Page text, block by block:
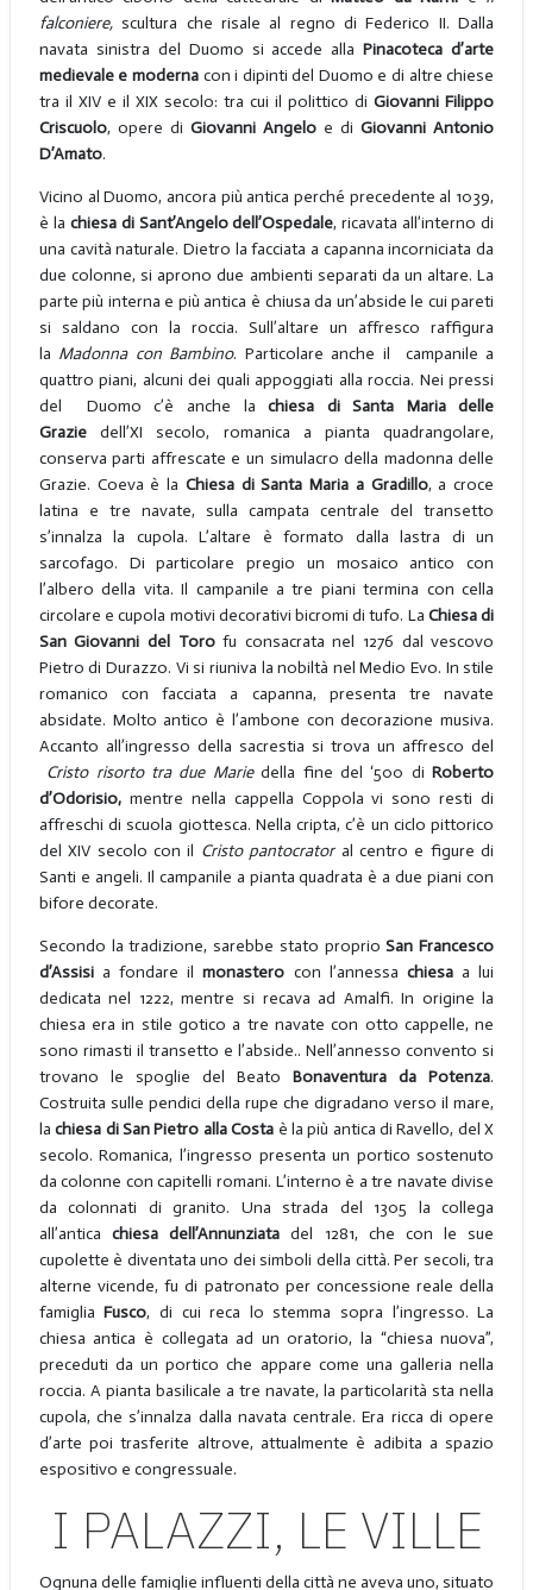
falconiere,scultura che risale al regno di Federico II. Dalla
navata sinistra del Duomo si accede allaPinacoteca d’arte
medievale e moderna con i dipinti del Duomo e di altre chiese
tra il XIV e il XIX secolo: tra cui il polittico diGiovanni Filippo
Criscuolo, opere di Giovanni Angelo e diGiovanni Antonio
D’Amato.
Vicino al Duomo, ancora più antica perché precedente al 1039,
è la chiesa di Sant’Angelo dell’Ospedale, ricavata all’interno di
una cavità naturale. Dietro la facciata a capanna incorniciata da
due colonne, si aprono due ambienti separati da un altare. La
parte più interna e più antica è chiusa da un’abside le cui pareti
si saldano con la roccia. Sull’altare un affresco raffigura
la Madonna con Bambino. Particolare anche il campanile a
quattro piani, alcuni dei quali appoggiati alla roccia. Nei pressi
del Duomo c’è anche lachiesa di Santa Maria delle
Graziedell’XI secolo, romanica a pianta quadrangolare,
conserva parti affrescate e un simulacro della madonna delle
Grazie. Coeva è la Chiesa di Santa Maria a Gradillo, a croce
latina e tre navate, sulla campata centrale del transetto
s’innalza la cupola. L’altare è formato dalla lastra di un
sarcofago. Di particolare pregio un mosaico antico con
l’albero della vita. Il campanile a tre piani termina con cella
circolare e cupola motivi decorativi bicromi di tufo. La Chiesa di
San Giovanni del Torofu consacrata nel 1276 dal vescovo
Pietro di Durazzo. Vi si riuniva la nobiltà nel Medio Evo. In stile
romanico con facciata a capanna, presenta tre navate
absidate. Molto antico è l’ambone con decorazione musiva.
Accanto all’ingresso della sacrestia si trova un affresco del
Cristo risorto tra due Mariedella fine del ‘500 diRoberto
d’Odorisio, mentre nella cappella Coppola vi sono resti di
affreschi di scuola giottesca. Nella cripta, c’è un ciclo pittorico
del XIV secolo con il Cristo pantocratoral centro e figure di
Santi e angeli. Il campanile a pianta quadrata è a due piani con
bifore decorate.
Secondo la tradizione, sarebbe stato proprioSan Francesco
d’Assisia fondare ilmonastero con l’annessa chiesaa lui
dedicata nel 1222, mentre si recava ad Amalfi. In origine la
chiesa era in stile gotico a tre navate con otto cappelle, ne
sono rimasti il transetto e l’abside.. Nell’annesso convento si
trovano le spoglie del BeatoBonaventura da Potenza.
Costruita sulle pendici della rupe che digradano verso il mare,
lachiesa diSan Pietro alla Costa è la più antica di Ravello, del X
secolo. Romanica, l’ingresso presenta un portico sostenuto
da colonne con capitelli romani. L’interno è a tre navate divise
da colonnati di granito. Una strada del 1305 la collega
all’anticachiesa dell’Annunziata del 1281, che con le sue
cupolette è diventata uno dei simboli della città. Per secoli, tra
alterne vicende, fu di patronato per concessione reale della
famigliaFusco, di cui reca lo stemma sopra l’ingresso. La
chiesa antica è collegata ad un oratorio, la “chiesa nuova”,
preceduti da un portico che appare come una galleria nella
roccia. A pianta basilicale a tre navate, la particolarità sta nella
cupola, che s’innalza dalla navata centrale. Era ricca di opere
d’arte poi trasferite altrove, attualmente è adibita a spazio
espositivo e congressuale.
I PALAZZI, LE VILLE
Ognuna delle famiglie influenti della città ne aveva uno, situato